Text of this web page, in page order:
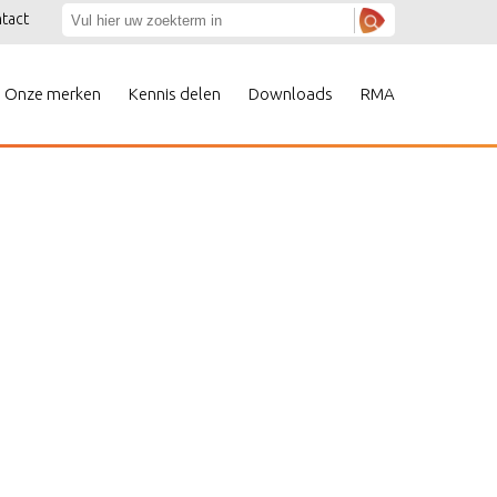
Onze merken Kennis delen Downloads RMA